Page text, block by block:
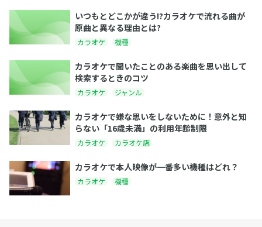
いつもとどこかが違う!?カラオケで流れる曲が
原曲と異なる理由とは?
カラオケ 機種
カラオケで聞いたことのある楽曲を思い出して
検索するときのコツ
カラオケ ジャンル
カラオケで嫌な思いをしないために！意外と知
らない「16歳未満」の利用年齢制限
カラオケ カラオケ店
カラオケで本人映像が一番多い機種はどれ？
カラオケ 機種